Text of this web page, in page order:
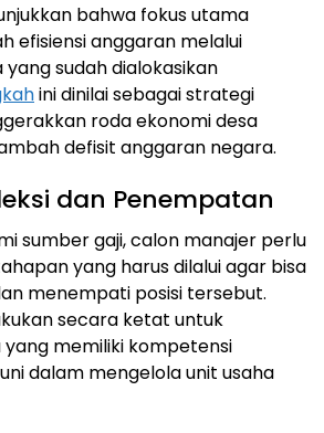
bahwa fokus utama
efisiensi anggaran melalui
sudah dialokasikan
ini dinilai sebagai strategi
roda ekonomi desa
defisit anggaran negara.
dan Penempatan
sumber gaji, calon manajer perlu
yang harus dilalui agar bisa
menempati posisi tersebut.
secara ketat untuk
yang memiliki kompetensi
dalam mengelola unit usaha